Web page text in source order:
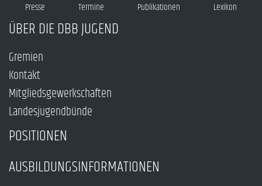
Presse Termine Publikationen Lexikon
ÜBER DIE DBB JUGEND
Gremien
Kontakt
Mitgliedsgewerkschaften
Landesjugendbünde
POSITIONEN
AUSBILDUNGSINFORMATIONEN